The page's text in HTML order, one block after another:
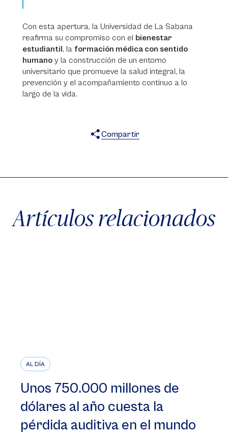
Con esta apertura, la Universidad de La Sabana
reafirma su compromiso con el bienestar
estudiantil, la formación médica con sentido
humano y la construcción de un entorno
universitario que promueve la salud integral, la
prevención y el acompañamiento continuo a lo
largo de la vida.
Compartir
Artículos relacionados
AL DÍA
Unos 750.000 millones de
dólares al año cuesta la
pérdida auditiva en el mundo